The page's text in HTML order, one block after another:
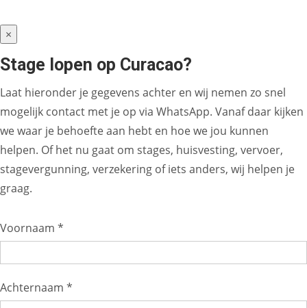
×
Stage lopen op Curacao?
Laat hieronder je gegevens achter en wij nemen zo snel
mogelijk contact met je op via WhatsApp. Vanaf daar kijken
we waar je behoefte aan hebt en hoe we jou kunnen
helpen. Of het nu gaat om stages, huisvesting, vervoer,
stagevergunning, verzekering of iets anders, wij helpen je
graag.
Voornaam *
Achternaam *